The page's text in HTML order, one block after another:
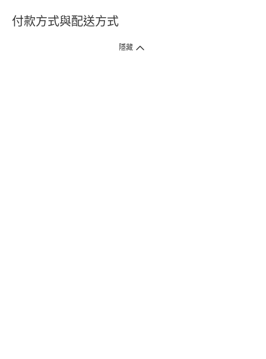
付款方式與配送方式
隱藏